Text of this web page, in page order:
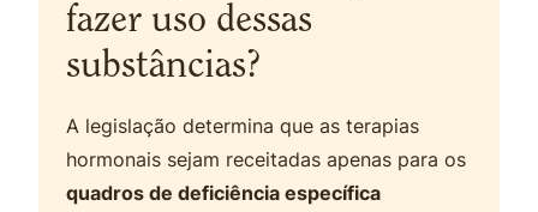
fazer uso dessas
substâncias?
A legislação determina que as terapias
hormonais sejam receitadas apenas para os
quadros de deficiência específica